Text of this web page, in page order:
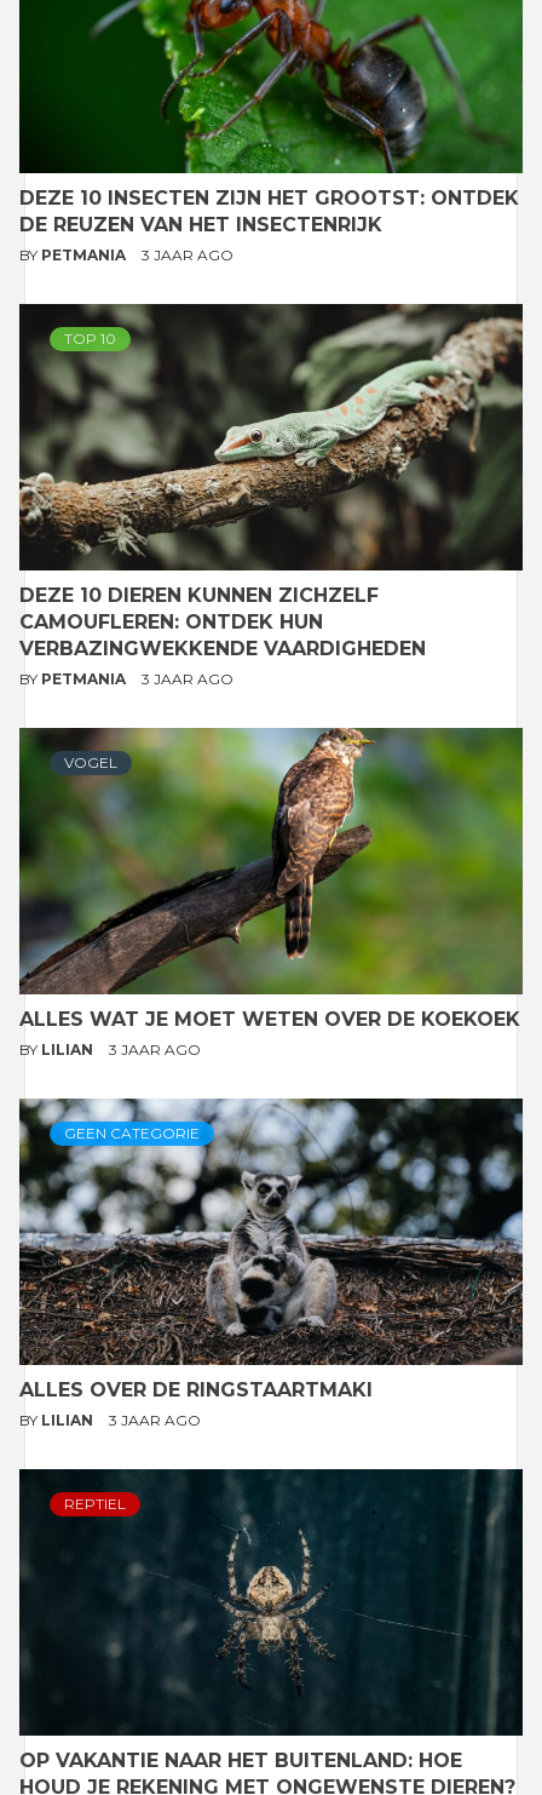
DEZE 10 INSECTEN ZIJN HET GROOTST: ONTDEK
DE REUZEN VAN HET INSECTENRIJK
BY PETMANIA 3 JAAR AGO
TOP 10
DEZE 10 DIEREN KUNNEN ZICHZELF
CAMOUFLEREN: ONTDEK HUN
VERBAZINGWEKKENDE VAARDIGHEDEN
BY PETMANIA 3 JAAR AGO
VOGEL
ALLES WAT JE MOET WETEN OVER DE KOEKOEK
BY LILIAN 3 JAAR AGO
GEEN CATEGORIE
ALLES OVER DE RINGSTAARTMAKI
BY LILIAN 3 JAAR AGO
REPTIEL
OP VAKANTIE NAAR HET BUITENLAND: HOE
HOUD JE REKENING MET ONGEWENSTE DIEREN?